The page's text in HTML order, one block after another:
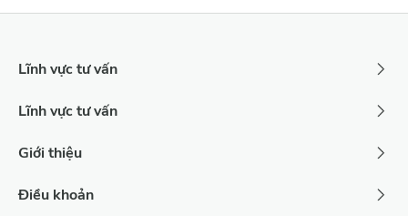
Lĩnh vực tư vấn
Lĩnh vực tư vấn
Giới thiệu
Điều khoản